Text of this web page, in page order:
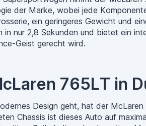
der Marke, wobei jede
ein geringeres Gewicht und
nur 2,8 Sekunden und bietet ein
Geist gerecht wird.
765LT in
Design geht, hat der
Chassis ist dieses Auto auf